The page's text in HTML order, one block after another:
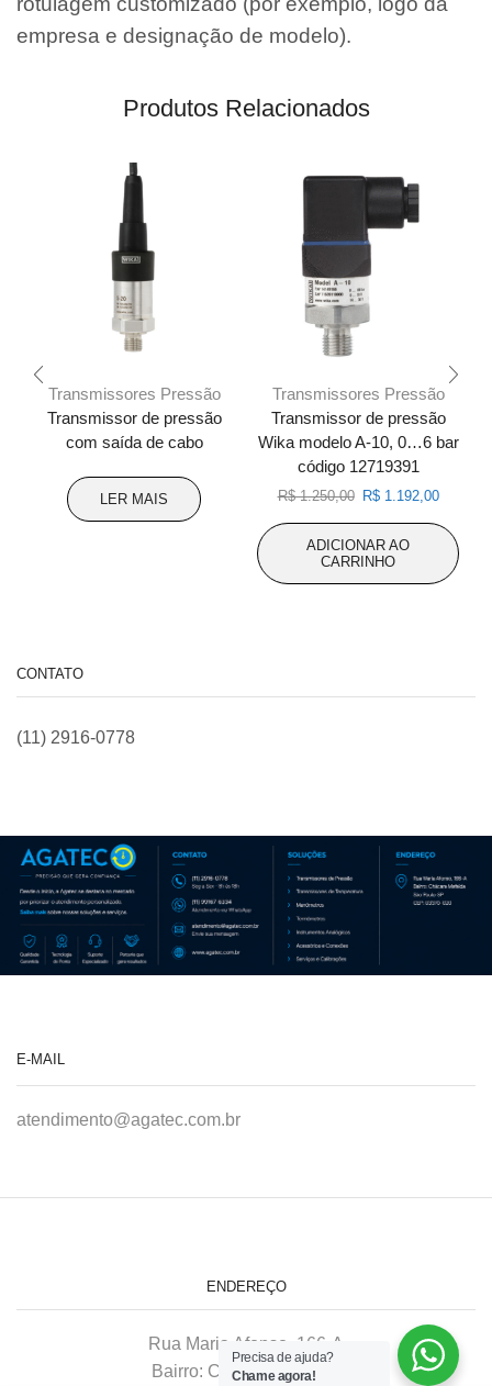
empresa e designação de modelo).
Produtos Relacionados
Transmissores Pressão
Transmissor de pressão
com saída de cabo
LER MAIS
Transmissores Pressão
Transmissor de pressão
Wika modelo A-10, 0…6 bar
código 12719391
R$1.250,00 O
original
era:
R$ 1.250,00.
R$1.192,00O
atual
R$
ADICIONAR AO
CARRINHO
CONTATO
(11) 2916-0778
E-MAIL
atendimento@agatec.com.br
ENDEREÇO
Rua Maria Afonso, 166-A
Bairro: Chácara Mafalda
Precisa de ajuda?
Chame agora!